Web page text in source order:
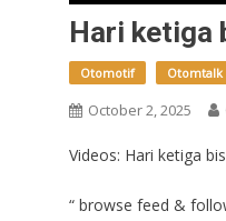
Hari ketiga
Otomotif Otomtalk
October 2, 2025
Videos: Hari ketiga
“ browse feed &